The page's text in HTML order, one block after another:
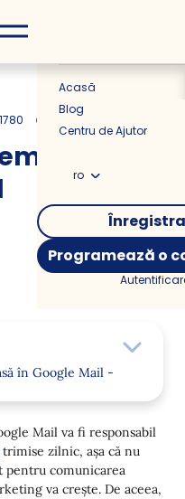
Acasă
Blog
Centru de Ajutor
ro
Programează o
1780 13 min
în
în Google Mail -
Mail va fi responsabil
trimise zilnic, așa că nu
pentru comunicarea
va crește. De aceea,